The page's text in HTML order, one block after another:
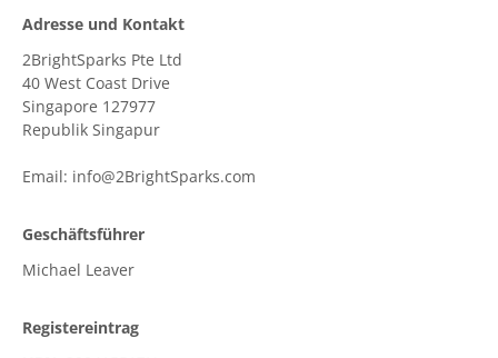
SyncBack Touch
OnClick Utilities
Freeware
Downloads
DownloadSyncBackPro
DownloadSyncBackSE
DownloadSyncBack Management System
Adresse und Kontakt
2BrightSparks Pte Ltd
40 West Coast Drive
Singapore 127977
Republik Singapur
Email: info@2BrightSparks.com
Geschäftsführer
Michael Leaver
Registereintrag